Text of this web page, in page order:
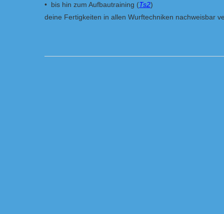
• bis hin zum Aufbautraining (Ts2)
deine Fertigkeiten in allen Wurftechniken nachweisbar